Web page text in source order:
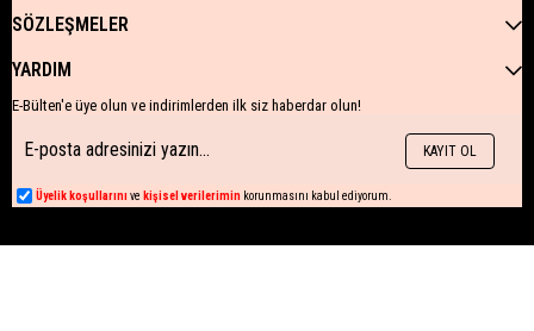
SÖZLEŞMELER
YARDIM
E-Bülten'e üye olun ve indirimlerden ilk siz haberdar olun!
KAYIT OL
Üyelik koşullarını ve kişisel verilerimin korunmasını kabul ediyorum.